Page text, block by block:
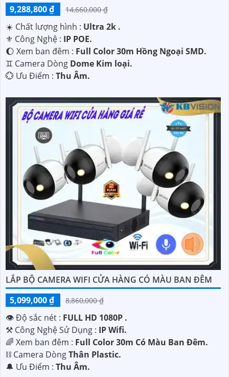
9,288,800 ₫ 14,660,000 ₫
☀️ Chất lượng hình : Ultra 2k .
⚜️ Công Nghệ : IP POE.
🌔 Xem ban đêm : Full Color 30m Hồng Ngoại SMD.
♊ Camera Dòng Dome Kim loại.
️💮 Ưu Điểm : Thu Âm.
LẮP BỘ CAMERA WIFI CỬA HÀNG CÓ MÀU BAN ĐÊM
5,099,000 ₫
8,860,000 ₫
👁 Độ sắc nét : FULL HD 1080P .
⚒ Công Nghệ Sử Dụng : IP Wifi.
🌈 Xem ban đêm : Full Color 30m Có Màu Ban Ðêm.
⛓ Camera DòngThân Plastic.
️🔔 Ưu Điểm : Thu Âm.